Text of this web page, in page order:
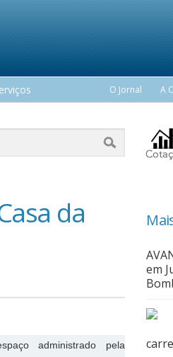
O Jornal A
da
administrado pela
em